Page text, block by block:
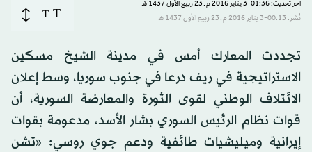
آخر تحديث: 01:36-3 يناير 2016 م ـ 23 ربيع الأول 1437 هـ
نُشر: 00:13-3 يناير 2016 م ـ 23 ربيع الأول 1437 هـ
T
T
تجددت المعارك أمس في مدينة الشيخ مسكين
الاستراتيجية في ريف درعا في جنوب سوريا، وسط إعلان
الائتلاف الوطني لقوى الثورة والمعارضة السورية، أن
قوات نظام الرئيس السوري بشار الأسد، مدعومة بقوات
إيرانية وميليشيات طائفية ودعم جوي روسي: «تشن